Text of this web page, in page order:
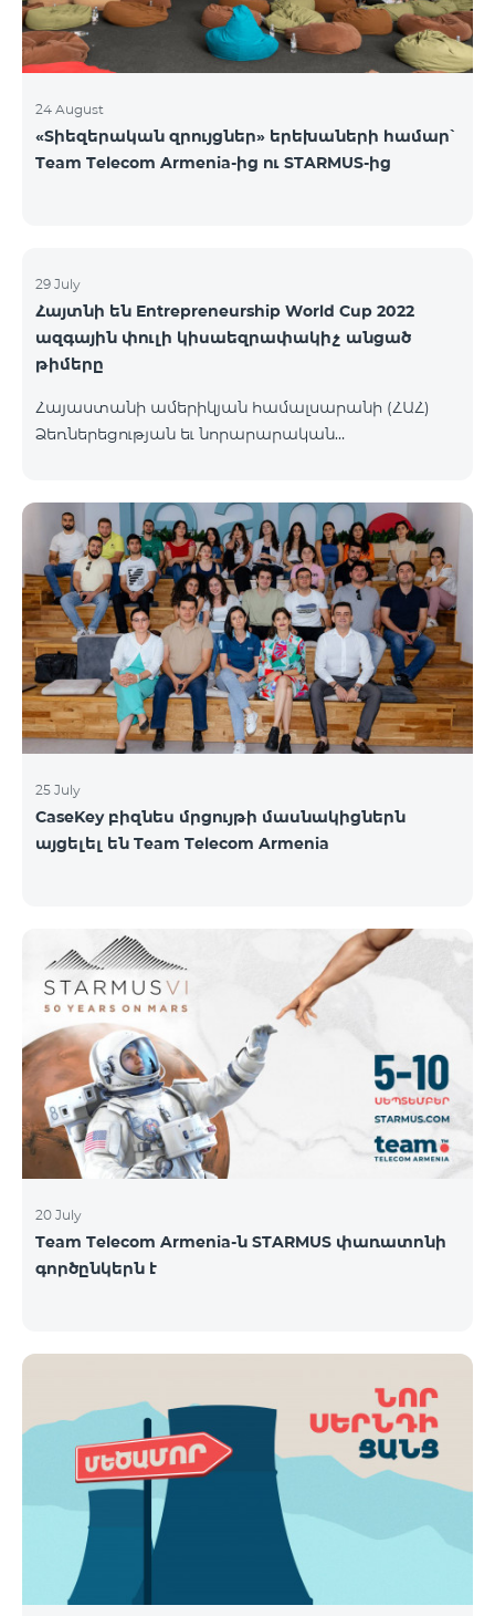
24 August
«Տիեզերական զրույցներ» երեխաների համար՝
Team Telecom Armenia-ից ու STARMUS-ից
29 July
Հայտնի են Entrepreneurship World Cup 2022
ազգային փուլի կիսաեզրափակիչ անցած
թիմերը
Հայաստանի ամերիկյան համալսարանի (ՀԱՀ)
Ձեռներեցության եւ նորարարական
մասնակից թիմերին։ Ավելի քան 110 թիմերից 99-ը
հաղթահարել են նախնական փուլը, իսկ 34-ն
անցել են կիսաեզրափակիչ փուլ։ Ընտրությունն
իրականացվել է 48 մասնագետների կողմից,
որոնք յուրաքանչյուր հայտ ուսումնասիրել և
գնահատել են՝ ըստ EWC-ի միջազգային
գնահատման ստանդարտների։ EWC մրցույթի
ազգային կիսաեզրափակիչը կանցկացվի
օգոստոսի 1-ին և 2-ին։ Կանխատեսվում է
25 July
CaseKey բիզնես մրցույթի մասնակիցներն
այցելել են Team Telecom Armenia
20 July
Team Telecom Armenia-ն STARMUS փառատոնի
գործընկերն է